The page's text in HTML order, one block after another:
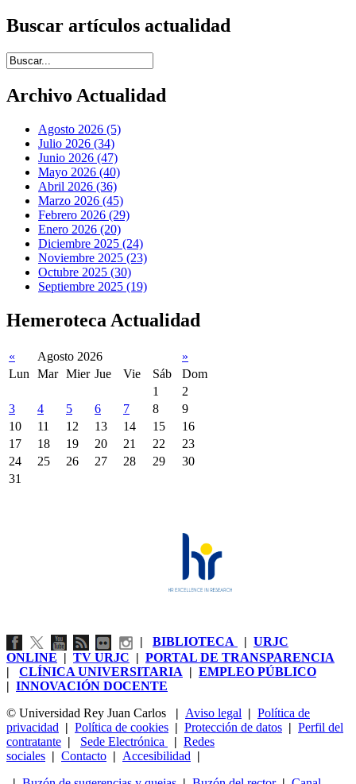
Buscar artículos actualidad
Introduce términos de búsqueda
Archivo Actualidad
Agosto 2026 (5)
Julio 2026 (34)
Junio 2026 (47)
Mayo 2026 (40)
Abril 2026 (36)
Marzo 2026 (45)
Febrero 2026 (29)
Enero 2026 (20)
Diciembre 2025 (24)
Noviembre 2025 (23)
Octubre 2025 (30)
Septiembre 2025 (19)
Hemeroteca Actualidad
« Agosto 2026
»
Lun
Mar Mier Jue Vie Sáb
Dom
1
2
3
4 5 6 7 8
9
10
11 12 13 14 15
16
17
18 19 20 21 22
23
24
25 26 27 28 29
30
31
| BIBLIOTECA | URJC
ONLINE | TV URJC | PORTAL DE TRANSPARENCIA
| CLÍNICA UNIVERSITARIA | EMPLEO PÚBLICO
| INNOVACIÓN DOCENTE
© Universidad Rey Juan Carlos
| Aviso legal | Política de
privacidad | Política de cookies | Protección de datos | Perfil del
contratante | Sede Electrónica | Redes
sociales | Contacto | Accesibilidad |